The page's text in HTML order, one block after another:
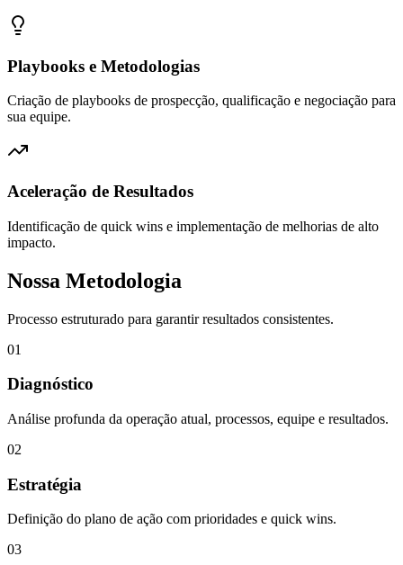
Playbooks e Metodologias
Criação de playbooks de prospecção, qualificação e negociação para
sua equipe.
Aceleração de Resultados
Identificação de quick wins e implementação de melhorias de alto
impacto.
Nossa Metodologia
Processo estruturado para garantir resultados consistentes.
01
Diagnóstico
Análise profunda da operação atual, processos, equipe e resultados.
02
Estratégia
Definição do plano de ação com prioridades e quick wins.
03